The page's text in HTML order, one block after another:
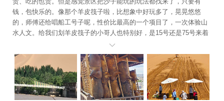
钱，包快乐的。像那个羊皮筏子啦，比想象中好玩多了，晃晃悠悠
的，师傅还给唱船工号子呢，性价比最高的一个项目了，一次体验山
水人文。给我们划羊皮筏子的小哥人也特别好，是15号还是75号来着
我给忘了，哎呦，有图片，请景区自行分辨。然后那个滑沙，那么长
的一条沙道，真难得见到。反正我们在里头玩了一天，挺开心的，会
介绍给家人朋友来玩。
